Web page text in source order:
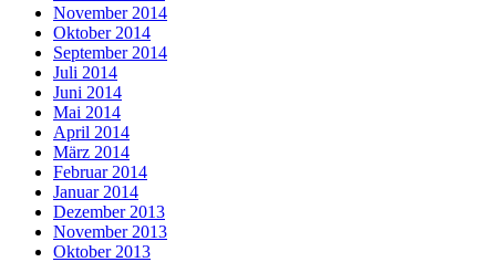
November 2014
Oktober 2014
September 2014
Juli 2014
Juni 2014
Mai 2014
April 2014
März 2014
Februar 2014
Januar 2014
Dezember 2013
November 2013
Oktober 2013